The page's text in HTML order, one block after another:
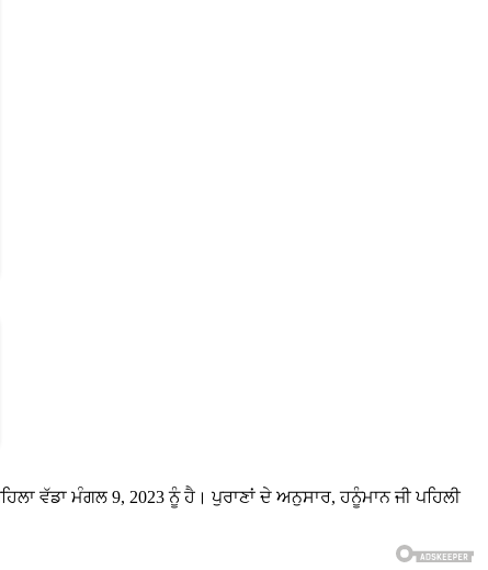
ਵੱਡਾ ਮੰਗਲ 9, 2023 ਨੂੰ ਹੈ। ਪੁਰਾਣਾਂ ਦੇ ਅਨੁਸਾਰ, ਹਨੂੰਮਾਨ ਜੀ ਪਹਿਲੀ